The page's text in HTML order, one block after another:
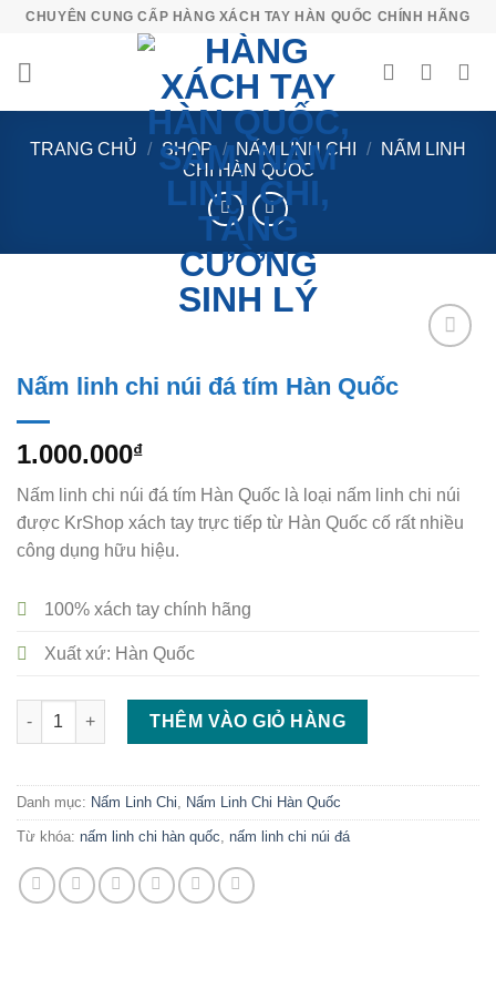
Skip
content
CHUYÊN CUNG CẤP HÀNG XÁCH TAY HÀN QUỐC CHÍNH HÃNG
TRANG CHỦ / SHOP / NẤM LINH CHI /
NẤM LINH
CHI HÀN QUỐC
Nấm linh chi núi đá tím Hàn Quốc
1.000.000₫
Nấm linh chi núi đá tím Hàn Quốc là loại nấm linh chi núi
được KrShop xách tay trực tiếp từ Hàn Quốc cố rất nhiều
công dụng hữu hiệu.
100% xách tay chính hãng
Xuất xứ: Hàn Quốc
Nấm linh chi núi đá tím Hàn Quốc số lượng
THÊM VÀO GIỎ HÀNG
Danh mục: Nấm Linh Chi Nấm Linh Chi Hàn Quốc
Từ khóa: nấm linh chi hàn quốc nấm linh chi núi đá